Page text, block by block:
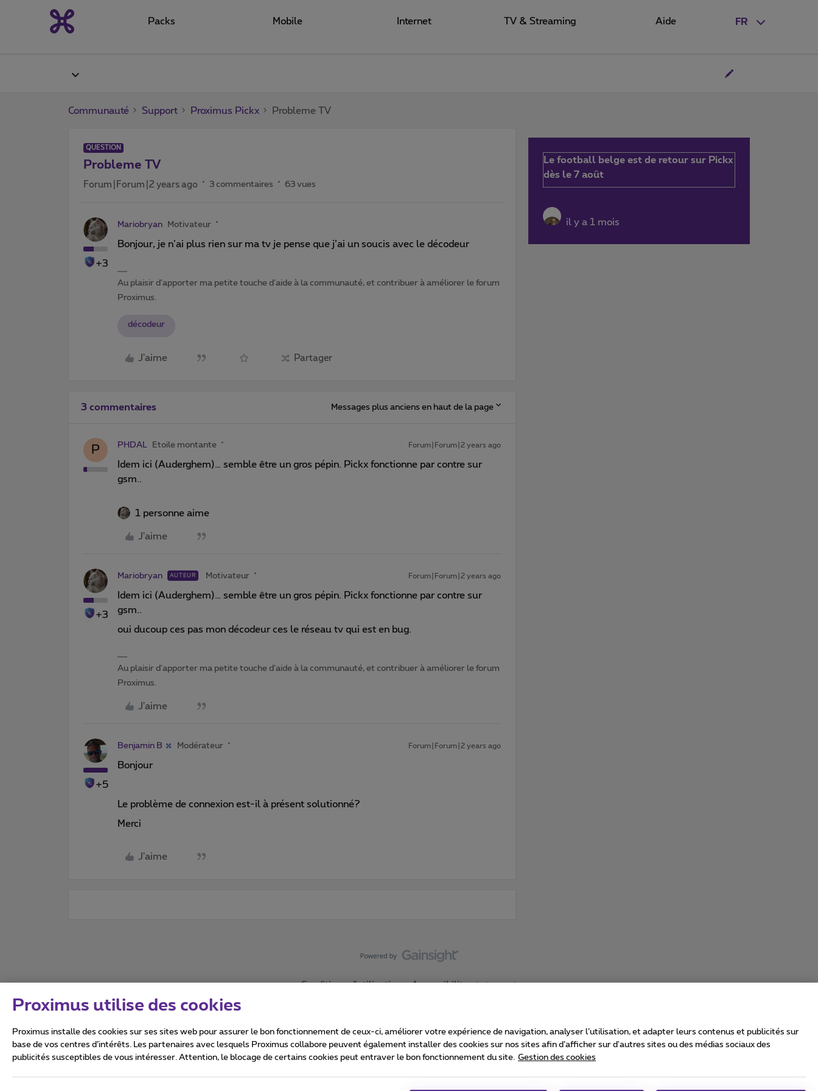
FR
Packs Mobile Internet TV & Streaming Aide
Communauté Support Proximus Pickx Probleme TV
QUESTION
Probleme TV
Forum|Forum|2 years ago 3 commentaires 63 vues
+3
Mariobryan Motivateur
Bonjour, je n’ai plus rien sur ma tv je pense que j’ai un soucis avec le décodeur
Au plaisir d'apporter ma petite touche d'aide à la communauté, et contribuer à améliorer le forum
Proximus.
décodeur
J'aime Partager
3 commentaires Messages plus anciens en haut de la page
P PHDAL Etoile montante Forum|Forum|2 years ago
Idem ici (Auderghem)… semble être un gros pépin. Pickx fonctionne par contre sur
gsm..
1 personne aime
J'aime
+3
Mariobryan AUTEUR Motivateur Forum|Forum|2 years ago
Idem ici (Auderghem)… semble être un gros pépin. Pickx fonctionne par contre sur
gsm..
oui ducoup ces pas mon décodeur ces le réseau tv qui est en bug.
Au plaisir d'apporter ma petite touche d'aide à la communauté, et contribuer à améliorer le forum
Proximus.
J'aime
+5
Benjamin B Modérateur Forum|Forum|2 years ago
Bonjour
Le problème de connexion est-il à présent solutionné?
Merci
J'aime
Le football belge est de retour sur Pickx
dès le 7 août
il y a 1 mois
Conditions d'utilisation Accessibility statement
Tous droits réservés. ©2026Proximus
Carrier & Wholesale Solutions
Proximus utilise des cookies
Proximus installe des cookies sur ses sites web pour assurer le bon fonctionnement de ceux-ci, améliorer votre expérience de navigation, analyser l’utilisation, et adapter leurs contenus et publicités sur
base de vos centres d’intérêts. Les partenaires avec lesquels Proximus collabore peuvent également installer des cookies sur nos sites afin d’afficher sur d'autres sites ou des médias sociaux des
publicités susceptibles de vous intéresser. Attention, le blocage de certains cookies peut entraver le bon fonctionnement du site. Gestion des cookies